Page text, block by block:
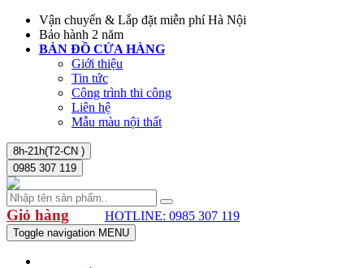
Vận chuyển & Lắp đặt miễn phí Hà Nội
Bảo hành 2 năm
BẢN ĐỒ CỬA HÀNG
Giới thiệu
Tin tức
Công trình thi công
Liên hệ
Mẫu màu nội thất
8h-21h(T2-CN )
0985 307 119
Giỏ hàng HOTLINE: 0985 307 119
Toggle navigation MENU